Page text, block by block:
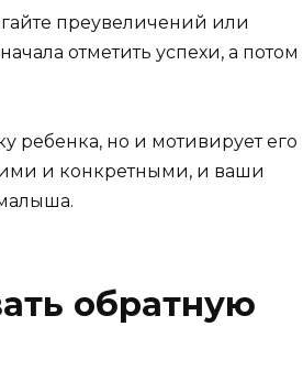
преувеличений или
отметить успехи, а потом
ребенка, но и мотивирует его
и конкретными, и ваши
обратную